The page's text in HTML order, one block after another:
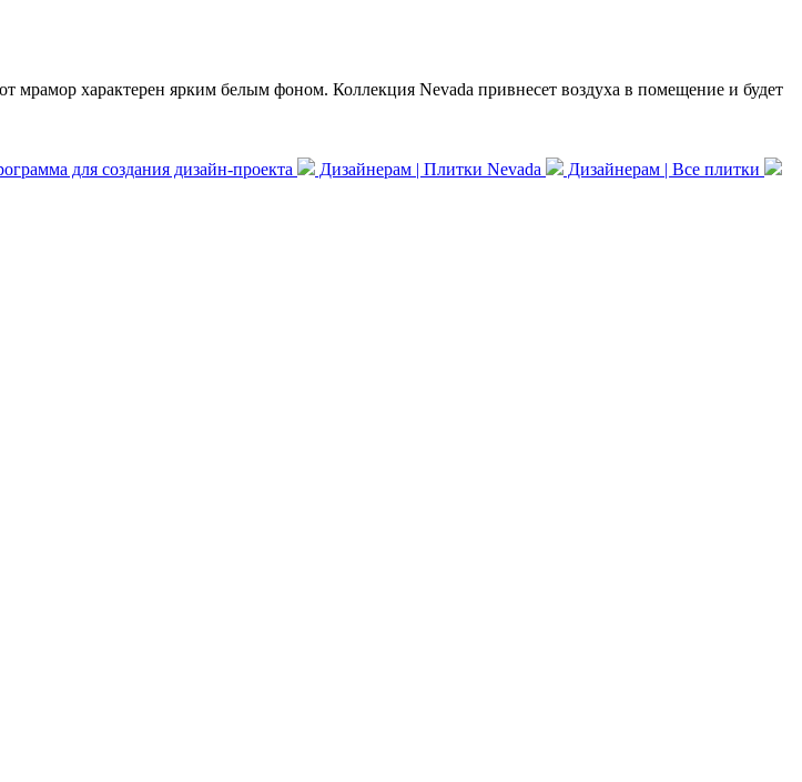
характерен ярким белым фоном. Коллекция Nevada привнесет воздуха в помещение и будет
для создания дизайн-проекта Дизайнерам | Плитки Nevada
Дизайнерам | Все плитки